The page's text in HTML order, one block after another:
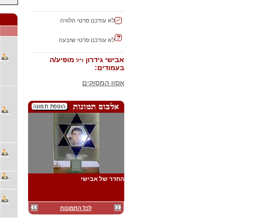
לא עודכנו פרטי הלוויה
לא עודכנו פרטי שיבעה
אבישי גידרון ז"ל מופיע/ה
בעמודים:
אסון המסוקים
החדר של אבישי
לכל התמונות